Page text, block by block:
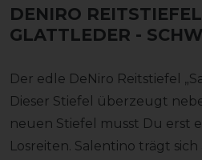
DENIRO
GLATTLEDER -
Der edle DeNiro Reitstiefel
Dieser Stiefel überzeugt
neuen Stiefel musst Du erst
Losreiten. Salentino trägt